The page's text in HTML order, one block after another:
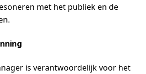
met het publiek en de
is verantwoordelijk voor het